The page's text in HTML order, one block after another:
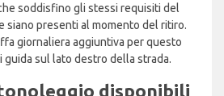
soddisfino gli stessi requisiti del
siano presenti al momento del ritiro.
giornaliera aggiuntiva per questo
guida sul lato destro della strada.
disponibili